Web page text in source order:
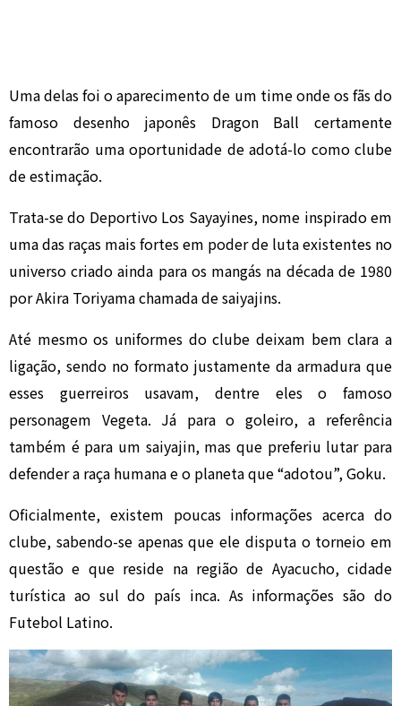
Uma delas foi o aparecimento de um time onde os fãs do
famoso desenho japonês Dragon Ball certamente
encontrarão uma oportunidade de adotá-lo como clube
de estimação.
Trata-se do Deportivo Los Sayayines, nome inspirado em
uma das raças mais fortes em poder de luta existentes no
universo criado ainda para os mangás na década de 1980
por Akira Toriyama chamada de saiyajins.
Até mesmo os uniformes do clube deixam bem clara a
ligação, sendo no formato justamente da armadura que
esses guerreiros usavam, dentre eles o famoso
personagem Vegeta. Já para o goleiro, a referência
também é para um saiyajin, mas que preferiu lutar para
defender a raça humana e o planeta que “adotou”, Goku.
Oficialmente, existem poucas informações acerca do
clube, sabendo-se apenas que ele disputa o torneio em
questão e que reside na região de Ayacucho, cidade
turística ao sul do país inca. As informações são do
Futebol Latino.